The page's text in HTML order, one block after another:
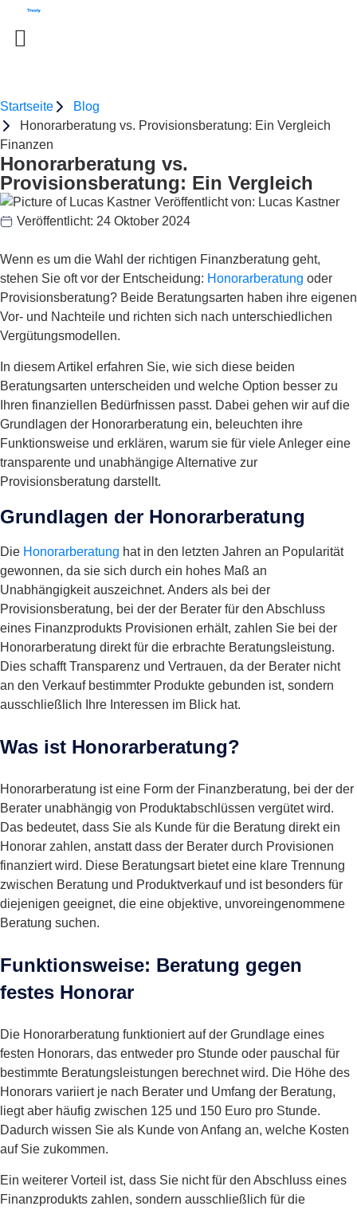
Startseite
Blog
Honorarberatung vs. Provisionsberatung: Ein Vergleich
Finanzen
Honorarberatung vs.
Provisionsberatung: Ein Vergleich
Veröffentlicht von: Lucas Kastner
Veröffentlicht: 24 Oktober 2024
Wenn es um die Wahl der richtigen Finanzberatung geht,
stehen Sie oft vor der Entscheidung: Honorarberatung oder
Provisionsberatung? Beide Beratungsarten haben ihre eigenen
Vor- und Nachteile und richten sich nach unterschiedlichen
Vergütungsmodellen.
In diesem Artikel erfahren Sie, wie sich diese beiden
Beratungsarten unterscheiden und welche Option besser zu
Ihren finanziellen Bedürfnissen passt. Dabei gehen wir auf die
Grundlagen der Honorarberatung ein, beleuchten ihre
Funktionsweise und erklären, warum sie für viele Anleger eine
transparente und unabhängige Alternative zur
Provisionsberatung darstellt.
Grundlagen der Honorarberatung
Die Honorarberatung hat in den letzten Jahren an Popularität
gewonnen, da sie sich durch ein hohes Maß an
Unabhängigkeit auszeichnet. Anders als bei der
Provisionsberatung, bei der der Berater für den Abschluss
eines Finanzprodukts Provisionen erhält, zahlen Sie bei der
Honorarberatung direkt für die erbrachte Beratungsleistung.
Dies schafft Transparenz und Vertrauen, da der Berater nicht
an den Verkauf bestimmter Produkte gebunden ist, sondern
ausschließlich Ihre Interessen im Blick hat.
Was ist Honorarberatung?
Honorarberatung ist eine Form der Finanzberatung, bei der der
Berater unabhängig von Produktabschlüssen vergütet wird.
Das bedeutet, dass Sie als Kunde für die Beratung direkt ein
Honorar zahlen, anstatt dass der Berater durch Provisionen
finanziert wird. Diese Beratungsart bietet eine klare Trennung
zwischen Beratung und Produktverkauf und ist besonders für
diejenigen geeignet, die eine objektive, unvoreingenommene
Beratung suchen.
Funktionsweise: Beratung gegen
festes Honorar
Die Honorarberatung funktioniert auf der Grundlage eines
festen Honorars, das entweder pro Stunde oder pauschal für
bestimmte Beratungsleistungen berechnet wird. Die Höhe des
Honorars variiert je nach Berater und Umfang der Beratung,
liegt aber häufig zwischen 125 und 150 Euro pro Stunde.
Dadurch wissen Sie als Kunde von Anfang an, welche Kosten
auf Sie zukommen.
Ein weiterer Vorteil ist, dass Sie nicht für den Abschluss eines
Finanzprodukts zahlen, sondern ausschließlich für die